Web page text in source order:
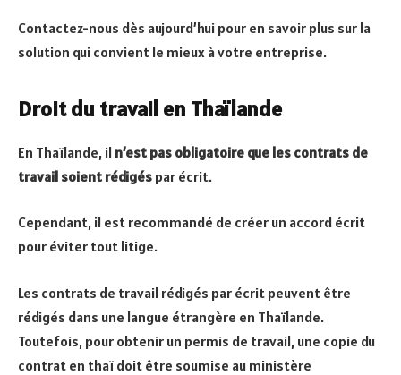
Contactez-nous dès aujourd’hui pour en savoir plus sur la
solution qui convient le mieux à votre entreprise.
Droit du travail en Thaïlande
En Thaïlande, il n’est pas obligatoire que les contrats de
travail soient rédigés par écrit.
Cependant, il est recommandé de créer un accord écrit
pour éviter tout litige.
Les contrats de travail rédigés par écrit peuvent être
rédigés dans une langue étrangère en Thaïlande.
Toutefois, pour obtenir un permis de travail, une copie du
contrat en thaï doit être soumise au ministère